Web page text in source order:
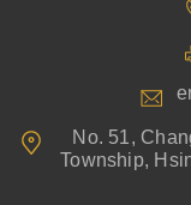
No. 51,
Township,